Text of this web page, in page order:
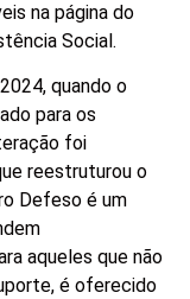
na página do
Social.
quando o
para os
foi
reestruturou o
Defeso é um
aqueles que não
é oferecido